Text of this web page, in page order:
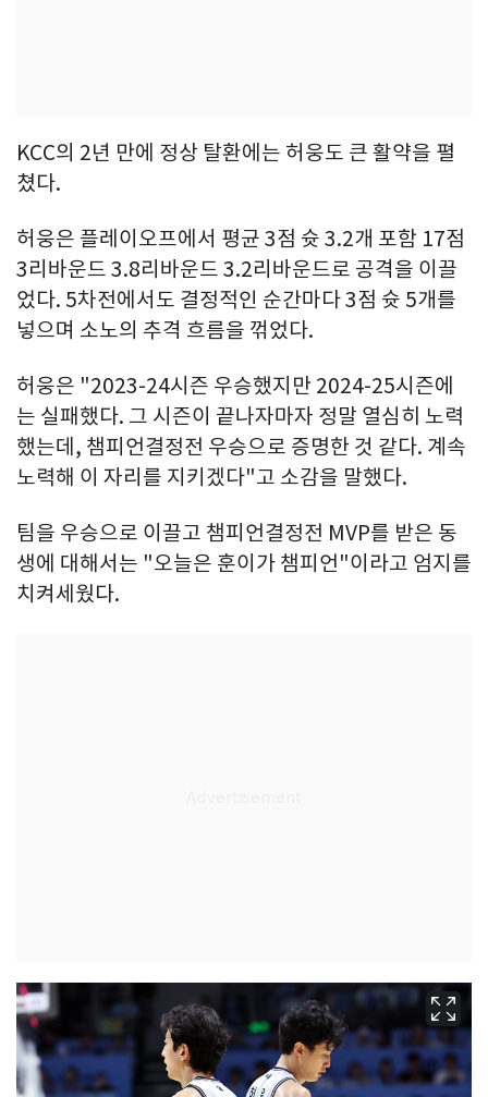
KCC의 2년 만에 정상 탈환에는 허웅도 큰 활약을 펼
쳤다.
허웅은 플레이오프에서 평균 3점 슛 3.2개 포함 17점
3리바운드 3.8리바운드 3.2리바운드로 공격을 이끌
었다. 5차전에서도 결정적인 순간마다 3점 슛 5개를
넣으며 소노의 추격 흐름을 꺾었다.
허웅은 "2023-24시즌 우승했지만 2024-25시즌에
는 실패했다. 그 시즌이 끝나자마자 정말 열심히 노력
했는데, 챔피언결정전 우승으로 증명한 것 같다. 계속
노력해 이 자리를 지키겠다"고 소감을 말했다.
팀을 우승으로 이끌고 챔피언결정전 MVP를 받은 동
생에 대해서는 "오늘은 훈이가 챔피언"이라고 엄지를
치켜세웠다.